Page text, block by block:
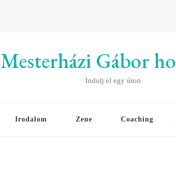
Mesterházi Gábor
Indulj el egy úton
Irodalom Zene Coaching